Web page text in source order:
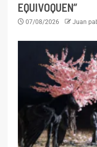
EQUIVOQUEN”
07/08/2026 Juan